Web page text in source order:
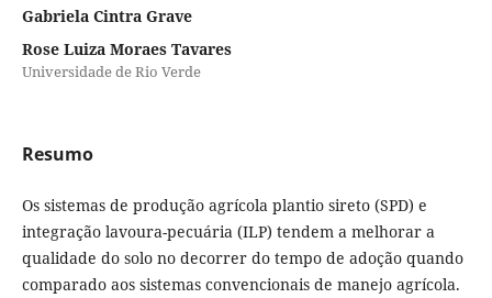
Gabriela Cintra Grave
Rose Luiza Moraes Tavares
Universidade de Rio Verde
Resumo
Os sistemas de produção agrícola plantio sireto (SPD) e
integração lavoura-pecuária (ILP) tendem a melhorar a
qualidade do solo no decorrer do tempo de adoção quando
comparado aos sistemas convencionais de manejo agrícola.